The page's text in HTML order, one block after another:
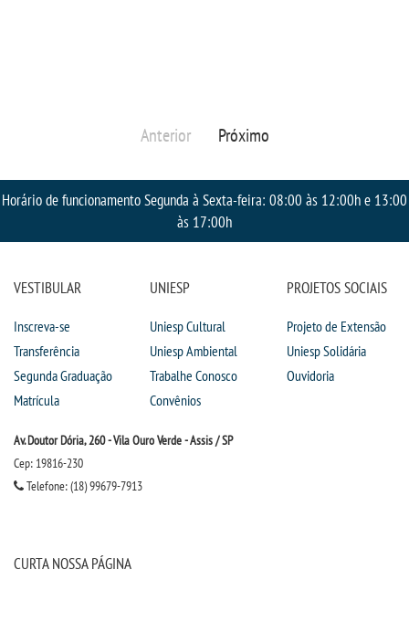
Anterior Próximo
Horário de funcionamento Segunda à Sexta-feira: 08:00 às 12:00h e 13:00
às 17:00h
VESTIBULAR
Inscreva-se
Transferência
Segunda Graduação
Matrícula
UNIESP
Uniesp Cultural
Uniesp Ambiental
Trabalhe Conosco
Convênios
PROJETOS SOCIAIS
Projeto de Extensão
Uniesp Solidária
Ouvidoria
Av. Doutor Dória, 260 - Vila Ouro Verde - Assis / SP
Cep: 19816-230
Telefone: (18) 99679-7913
CURTA NOSSA PÁGINA